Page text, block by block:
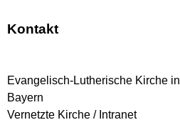
Kontakt
Evangelisch-Lutherische Kirche in
Bayern
Vernetzte Kirche / Intranet